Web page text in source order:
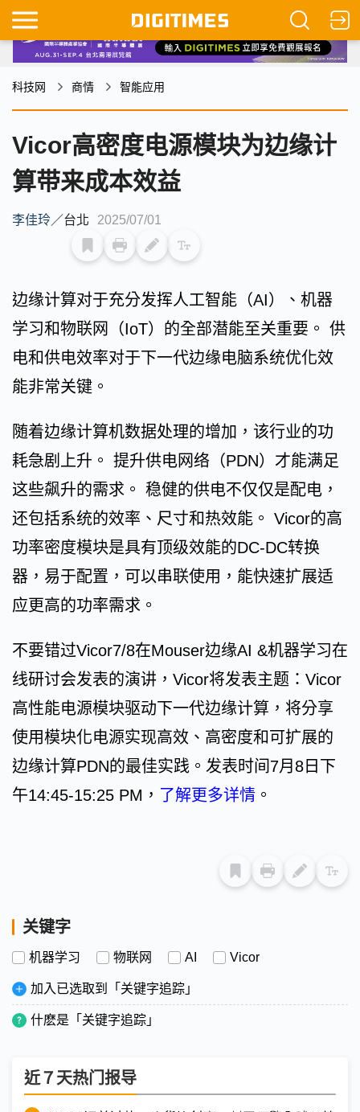
科技网 商情 智能应用
Vicor高密度电源模块为边缘计
算带来成本效益
李佳玲／台北 2025/07/01
边缘计算对于充分发挥人工智能（AI）、机器
学习和物联网（IoT）的全部潜能至关重要。 供
电和供电效率对于下一代边缘电脑系统优化效
能非常关键。
随着边缘计算机数据处理的增加，该行业的功
耗急剧上升。 提升供电网络（PDN）才能满足
这些飙升的需求。 稳健的供电不仅仅是配电，
还包括系统的效率、尺寸和热效能。 Vicor的高
功率密度模块是具有顶级效能的DC-DC转换
器，易于配置，可以串联使用，能快速扩展适
应更高的功率需求。
不要错过Vicor7/8在Mouser边缘AI &机器学习在
线研讨会发表的演讲，Vicor将发表主题：Vicor
高性能电源模块驱动下一代边缘计算，将分享
使用模块化电源实现高效、高密度和可扩展的
边缘计算PDN的最佳实践。发表时间7月8日下
午14:45-15:25 PM， 了解更多详情 。
关键字
机器学习 物联网 AI Vicor
加入已选取到「关键字追踪」
什麽是「关键字追踪」
近７天热门报导